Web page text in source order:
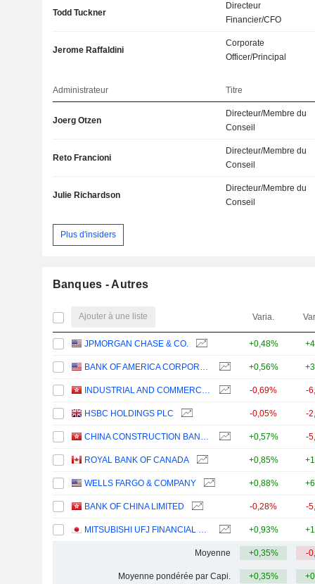
Todd Tuckner
Directeur
Financier/CFO
Jerome Raffaldini
Corporate
Officer/Principal
Administrateur Titre
Joerg Otzen
Directeur/Membre du
Conseil
Reto Francioni
Directeur/Membre du
Conseil
Julie Richardson
Directeur/Membre du
Conseil
Plus d'insiders
Banques - Autres
Ajouter à une liste Varia.
JPMORGAN CHASE & CO. +0,48%
+0,56%
-0,69% -
HSBC HOLDINGS PLC -0,05% -
+0,57% -
ROYAL BANK OF CANADA +0,85%
WELLS FARGO & COMPANY +0,88%
BANK OF CHINA LIMITED -0,28% -
+0,93%
Moyenne +0,35% -
Moyenne pondérée par Capi. +0,35%